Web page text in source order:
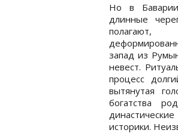
Но в
длинные
полагают,
запад из
невест.
процесс
вытянутая
богатства
историки.